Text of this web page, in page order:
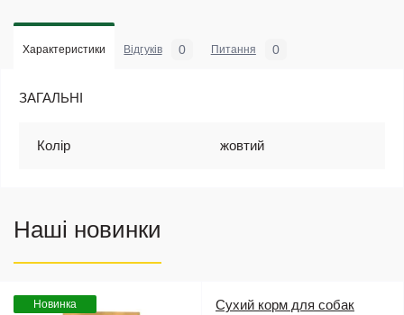
Характеристики Відгуків 0 Питання 0
ЗАГАЛЬНІ
Колір жовтий
Наші новинки
Новинка
Сухий корм для собак